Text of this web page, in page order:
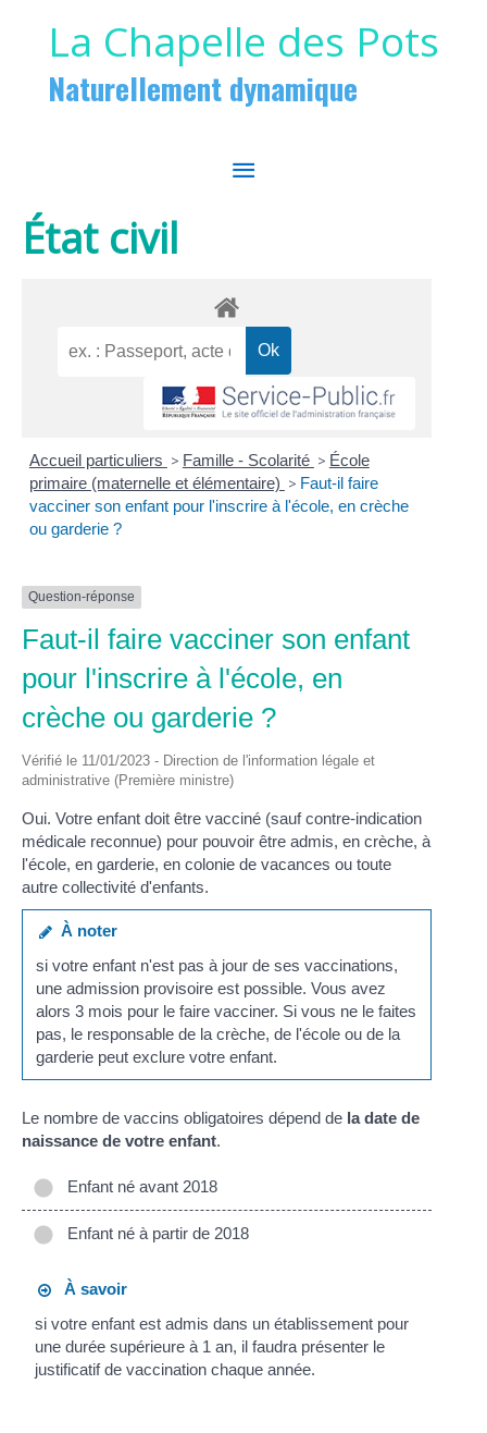
La Chapelle des Pots
Naturellement dynamique
MENU
État civil
Accueil particuliers > Famille - Scolarité > École
primaire (maternelle et élémentaire) > Faut-il faire
vacciner son enfant pour l'inscrire à l'école, en crèche
ou garderie ?
Question-réponse
Faut-il faire vacciner son enfant
pour l'inscrire à l'école, en
crèche ou garderie ?
Vérifié le 11/01/2023 - Direction de l'information légale et
administrative (Première ministre)
Oui. Votre enfant doit être vacciné (sauf contre-indication
médicale reconnue) pour pouvoir être admis, en crèche, à
l'école, en garderie, en colonie de vacances ou toute
autre collectivité d'enfants.
À noter
si votre enfant n'est pas à jour de ses vaccinations,
une admission provisoire est possible. Vous avez
alors 3 mois pour le faire vacciner. Si vous ne le faites
pas, le responsable de la crèche, de l'école ou de la
garderie peut exclure votre enfant.
Le nombre de vaccins obligatoires dépend de la date de
naissance de votre enfant.
Enfant né avant 2018
Enfant né à partir de 2018
À savoir
si votre enfant est admis dans un établissement pour
une durée supérieure à 1 an, il faudra présenter le
justificatif de vaccination chaque année.